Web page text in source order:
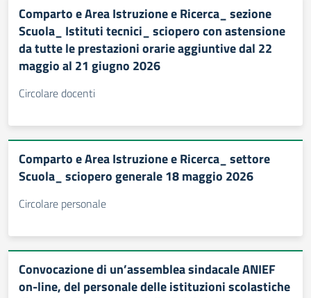
Comparto e Area Istruzione e Ricerca_ sezione
Scuola_ Istituti tecnici_ sciopero con astensione
da tutte le prestazioni orarie aggiuntive dal 22
maggio al 21 giugno 2026
Circolare docenti
Comparto e Area Istruzione e Ricerca_ settore
Scuola_ sciopero generale 18 maggio 2026
Circolare personale
Convocazione di un’assemblea sindacale ANIEF
on-line, del personale delle istituzioni scolastiche